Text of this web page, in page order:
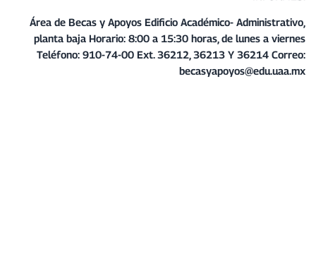
Área de Becas y ApoyosEdificio Académico- Administrativo,
planta bajaHorario: 8:00 a 15:30 horas, de lunes a viernes
Teléfono: 910-74-00 Ext. 36212, 36213 Y 36214Correo:
becasyapoyos@edu.uaa.mx